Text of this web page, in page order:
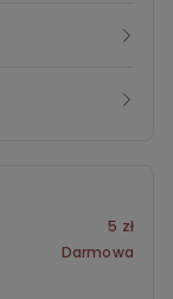
5 zł
Darmowa